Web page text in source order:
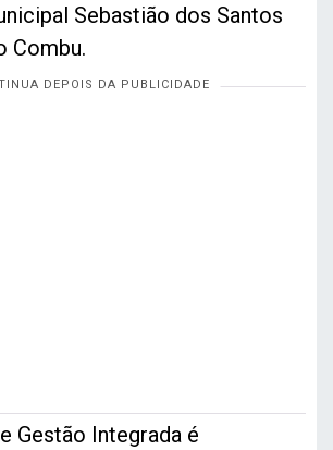
Sebastião dos Santos
Combu.
Gestão Integrada é